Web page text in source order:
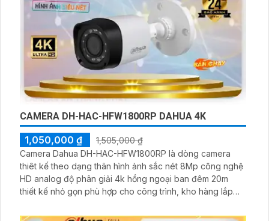
CAMERA DH-HAC-HFW1800RP DAHUA 4K
1,050,000 ₫
1,505,000 ₫
Camera Dahua DH-HAC-HFW1800RP là dòng camera
thiêt kế theo dạng thân hình ảnh sắc nét 8Mp công nghệ
HD analog độ phân giải 4k hồng ngoại ban đêm 20m
thiết kế nhỏ gọn phù hợp cho công trình, kho hàng lắp